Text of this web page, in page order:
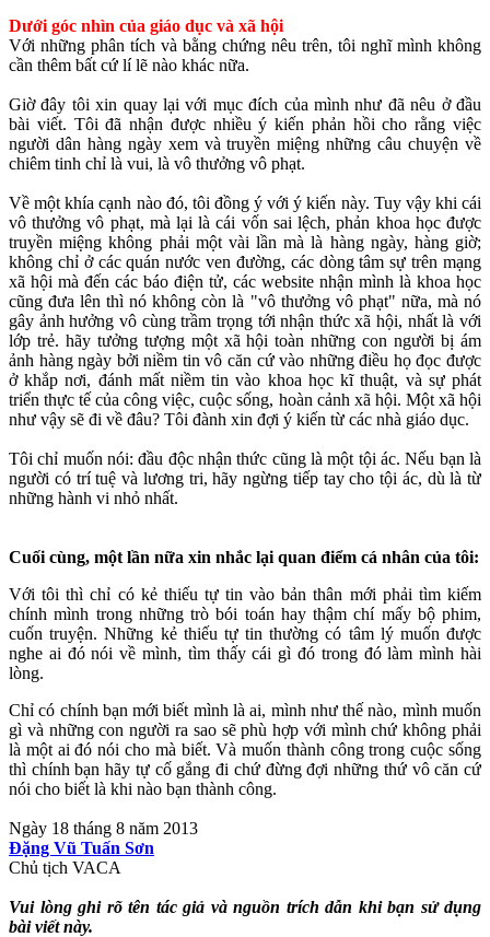
Dưới góc nhìn của giáo dục và xã hội
Với những phân tích và bằng chứng nêu trên, tôi nghĩ mình không
cần thêm bất cứ lí lẽ nào khác nữa.
Giờ đây tôi xin quay lại với mục đích của mình như đã nêu ở đầu
bài viết. Tôi đã nhận được nhiều ý kiến phản hồi cho rằng việc
người dân hàng ngày xem và truyền miệng những câu chuyện về
chiêm tinh chỉ là vui, là vô thưởng vô phạt.
Về một khía cạnh nào đó, tôi đồng ý với ý kiến này. Tuy vậy khi cái
vô thưởng vô phạt, mà lại là cái vốn sai lệch, phản khoa học được
truyền miệng không phải một vài lần mà là hàng ngày, hàng giờ;
không chỉ ở các quán nước ven đường, các dòng tâm sự trên mạng
xã hội mà đến các báo điện tử, các website nhận mình là khoa học
cũng đưa lên thì nó không còn là "vô thưởng vô phạt" nữa, mà nó
gây ảnh hưởng vô cùng trầm trọng tới nhận thức xã hội, nhất là với
lớp trẻ. hãy tưởng tượng một xã hội toàn những con người bị ám
ảnh hàng ngày bởi niềm tin vô căn cứ vào những điều họ đọc được
ở khắp nơi, đánh mất niềm tin vào khoa học kĩ thuật, và sự phát
triển thực tế của công việc, cuộc sống, hoàn cảnh xã hội. Một xã hội
như vậy sẽ đi về đâu? Tôi đành xin đợi ý kiến từ các nhà giáo dục.
Tôi chỉ muốn nói: đầu độc nhận thức cũng là một tội ác. Nếu bạn là
người có trí tuệ và lương tri, hãy ngừng tiếp tay cho tội ác, dù là từ
những hành vi nhỏ nhất.
Cuối cùng, một lần nữa xin nhắc lại quan điểm cá nhân của tôi:
Với tôi thì chỉ có kẻ thiếu tự tin vào bản thân mới phải tìm kiếm
chính mình trong những trò bói toán hay thậm chí mấy bộ phim,
cuốn truyện. Những kẻ thiếu tự tin thường có tâm lý muốn được
nghe ai đó nói về mình, tìm thấy cái gì đó trong đó làm mình hài
lòng.
Chỉ có chính bạn mới biết mình là ai, mình như thế nào, mình muốn
gì và những con người ra sao sẽ phù hợp với mình chứ không phải
là một ai đó nói cho mà biết. Và muốn thành công trong cuộc sống
thì chính bạn hãy tự cố gắng đi chứ đừng đợi những thứ vô căn cứ
nói cho biết là khi nào bạn thành công.
Ngày 18 tháng 8 năm 2013
Đặng Vũ Tuấn Sơn
Chủ tịch VACA
Vui lòng ghi rõ tên tác giả và nguồn trích dẫn khi bạn sử dụng
bài viết này.